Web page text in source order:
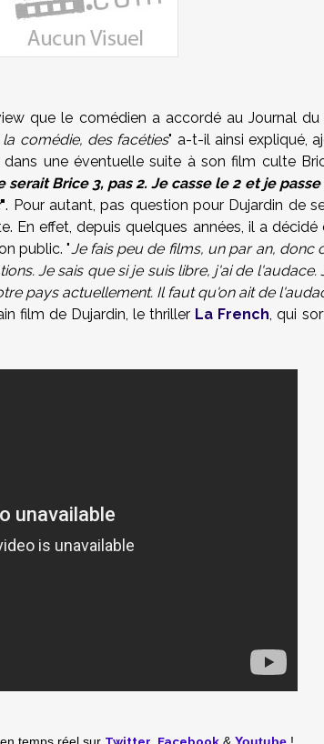
que le comédien a accordé au Journal du
comédie, des facéties" a-t-il ainsi expliqué,
une éventuelle suite à son film culte
serait Brice 3, pas 2. Je casse le 2 et je
". Pour autant, pas question pour Dujardin de
En effet, depuis quelques années, il a décidé
public. "Je fais peu de films, un par an, donc
Je sais que si je suis libre, j'ai de l'audace.
pays actuellement. Il faut qu'on ait de
film de Dujardin, le thriller La French, qui